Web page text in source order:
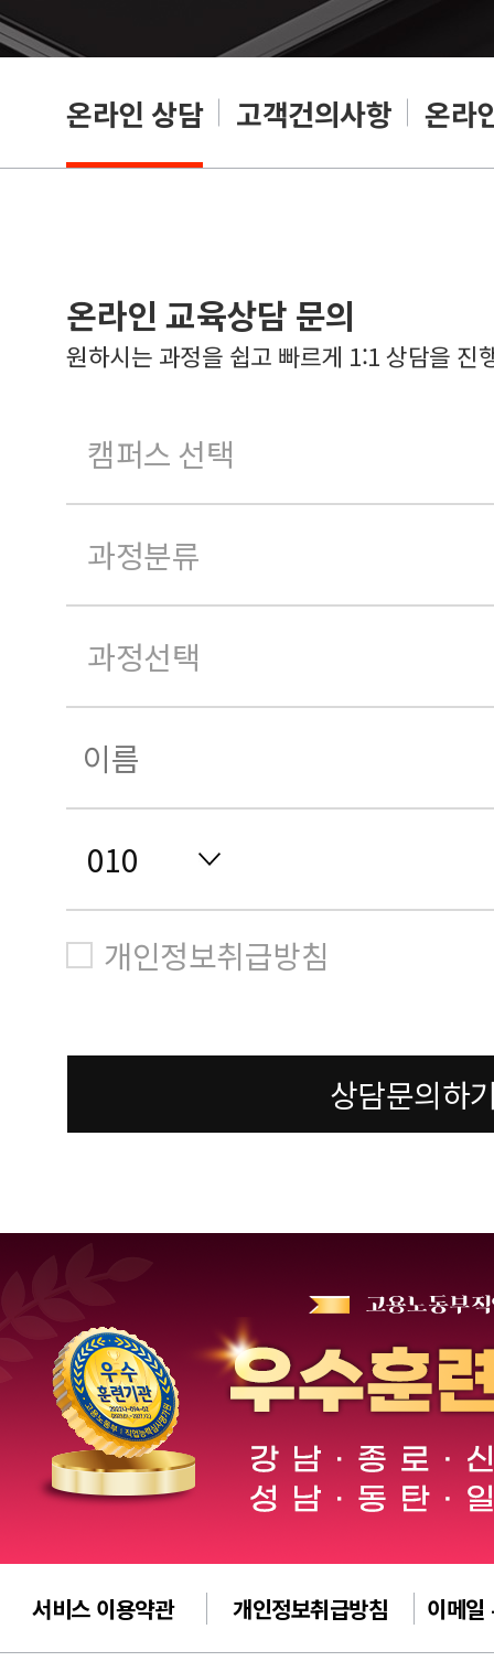
온라인 상담 고객건의사항 온라
온라인 교육상담 문의
원하시는 과정을 쉽고 빠르게 1:1 상담을 진
개인정보취급방침
상담문의하
서비스 이용약관 개인정보취급방침 이메일